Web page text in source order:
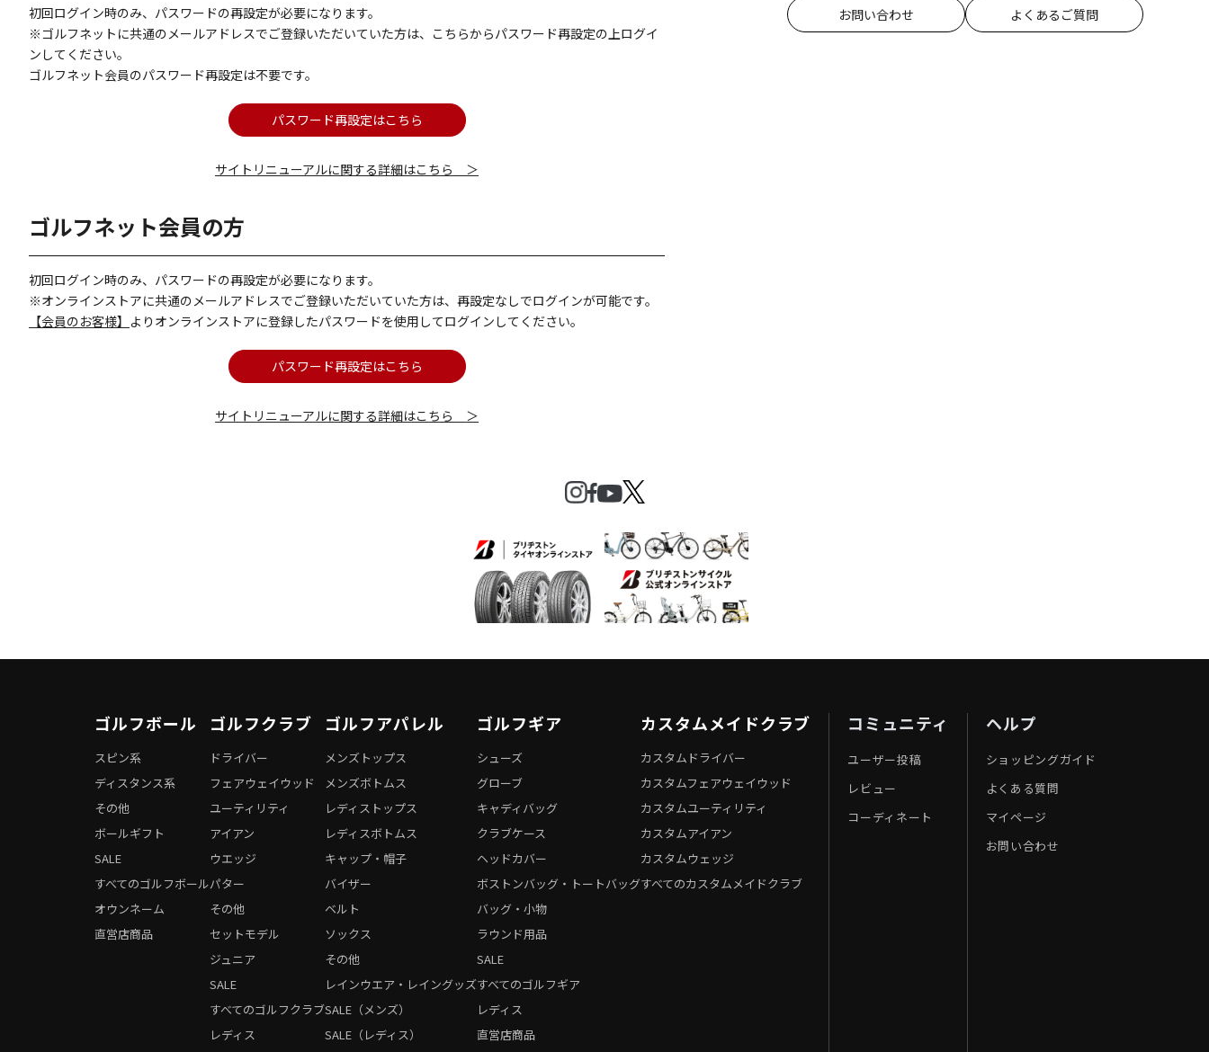
初回ログイン時のみ、パスワードの再設定が必要になります。
※ゴルフネットに共通のメールアドレスでご登録いただいていた方は、こちらからパスワード再設定の上ログイ
ンしてください。
ゴルフネット会員のパスワード再設定は不要です。
パスワード再設定はこちら
サイトリニューアルに関する詳細はこちら ＞
ゴルフネット会員の方
初回ログイン時のみ、パスワードの再設定が必要になります。
※オンラインストアに共通のメールアドレスでご登録いただいていた方は、再設定なしでログインが可能です。
【会員のお客様】 よりオンラインストアに登録したパスワードを使用してログインしてください。
パスワード再設定はこちら
サイトリニューアルに関する詳細はこちら ＞
お問い合わせ よくあるご質問
ゴルフボール
オウンネーム
直営店商品
スピン系
ディスタンス系
その他
ボールギフト
SALE
すべてのゴルフボール
ゴルフクラブ
レディス
ドライバー
フェアウェイウッド
ユーティリティ
アイアン
ウエッジ
パター
その他
セットモデル
ジュニア
SALE
すべてのゴルフクラブ
ゴルフアパレル
メンズトップス
メンズボトムス
レディストップス
レディスボトムス
キャップ・帽子
バイザー
ベルト
ソックス
その他
レインウエア・レイングッズ
SALE（メンズ）
SALE（レディス）
ゴルフギア
レディス
直営店商品
シューズ
グローブ
キャディバッグ
クラブケース
ヘッドカバー
ボストンバッグ・トートバッグ
バッグ・小物
ラウンド用品
SALE
すべてのゴルフギア
カスタムメイドクラブ
カスタムドライバー
カスタムフェアウェイウッド
カスタムユーティリティ
カスタムアイアン
カスタムウェッジ
すべてのカスタムメイドクラブ
コミュニティ
ユーザー投稿
レビュー
コーディネート
ヘルプ
ショッピングガイド
よくある質問
マイページ
お問い合わせ